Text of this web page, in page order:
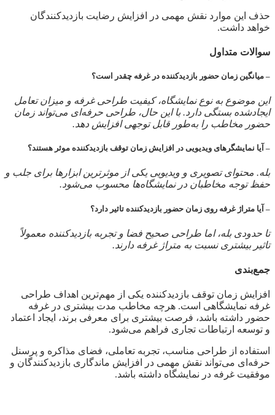
حذف این موارد نقش مهمی در افزایش رضایت بازدیدکنندگان
خواهد داشت.
سوالات متداول
– میانگین زمان حضور بازدیدکننده در غرفه چقدر است؟
این موضوع به نوع نمایشگاه، کیفیت طراحی غرفه و میزان تعامل
ایجادشده بستگی دارد. با این حال، طراحی حرفه‌ای می‌تواند زمان
حضور مخاطب را به‌طور قابل توجهی افزایش دهد.
– آیا نمایشگرهای ویدیویی در افزایش زمان توقف بازدیدکننده موثر هستند؟
بله. محتوای تصویری و ویدیویی یکی از موثرترین ابزارها برای جلب و
حفظ توجه مخاطبان در نمایشگاه‌ها محسوب می‌شود.
– آیا متراژ غرفه روی زمان حضور بازدیدکننده تاثیر دارد؟
تا حدودی بله، اما طراحی صحیح فضا و تجربه بازدیدکننده معمولاً
تاثیر بیشتری نسبت به متراژ غرفه دارند.
جمع‌بندی
افزایش زمان توقف بازدیدکننده یکی از مهم‌ترین اهداف طراحی
غرفه نمایشگاهی است. هرچه مخاطب مدت بیشتری در غرفه
حضور داشته باشد، فرصت بیشتری برای معرفی برند، ایجاد اعتماد
و توسعه ارتباطات تجاری فراهم می‌شود.
استفاده از طراحی مناسب، تجربه تعاملی، فضای مذاکره و پرسنل
حرفه‌ای می‌تواند نقش مهمی در افزایش ماندگاری بازدیدکنندگان و
موفقیت غرفه در نمایشگاه داشته باشد.